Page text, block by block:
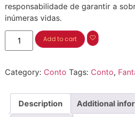
responsabilidade de garantir a
inúmeras vidas.
Add to cart
Category: Conto Tags: Conto,
Description Additional